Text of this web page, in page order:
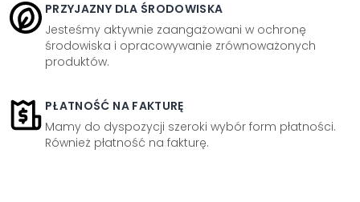
PRZYJAZNY DLA ŚRODOWISKA
Jesteśmy aktywnie zaangażowani w ochronę
środowiska i opracowywanie zrównoważonych
produktów.
PŁATNOŚĆ NA FAKTURĘ
Mamy do dyspozycji szeroki wybór form płatności.
Również płatność na fakturę.